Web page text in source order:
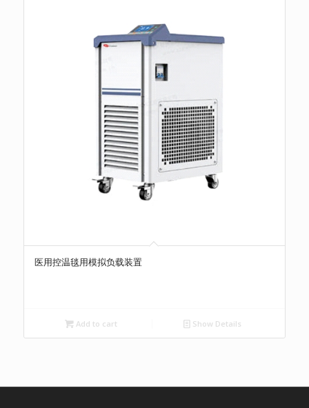
医用控温毯用模拟负载装置
Add to cart Show Details